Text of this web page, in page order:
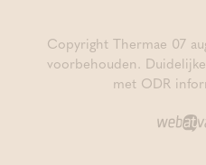
Copyright Thermae 07
voorbehouden.
met ODR